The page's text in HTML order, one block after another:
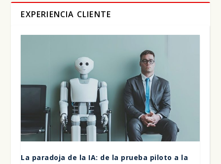
EXPERIENCIA CLIENTE
La para­do­ja de la IA: de la prue­ba pilo­to a la